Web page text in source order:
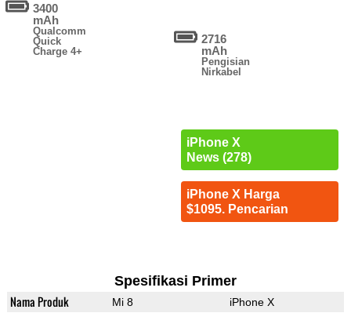
3400
mAh
Qualcomm
Quick
Charge 4+
2716
mAh
Pengisian
Nirkabel
iPhone X
News (278)
iPhone X Harga
$1095. Pencarian
Spesifikasi Primer
Nama Produk Mi 8 iPhone X